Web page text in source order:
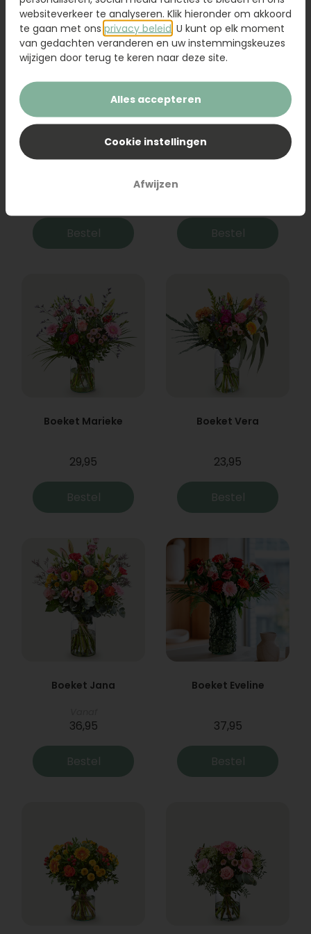
Boeket Raya
Bestel
Sanseveria
Bestel
Boeket Marieke
29,95
Bestel
Boeket Vera
23,95
Bestel
Boeket Jana
36,95
Bestel
Boeket Eveline
37,95
Bestel
websiteverkeer te analyseren. Klik hieronder om akkoord
te gaan met ons privacy beleid . U kunt op elk moment
van gedachten veranderen en uw instemmingskeuzes
wijzigen door terug te keren naar deze site.
Alles accepteren
Cookie instellingen
Afwijzen